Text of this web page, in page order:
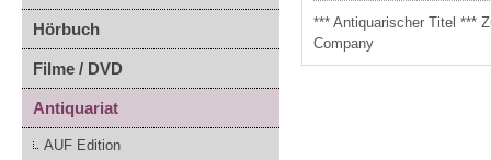
Hörbuch
Filme / DVD
Antiquariat
AUF Edition
*** Antiquarischer Titel ***
Company